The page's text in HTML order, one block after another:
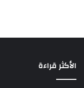
الأكثر قراءة